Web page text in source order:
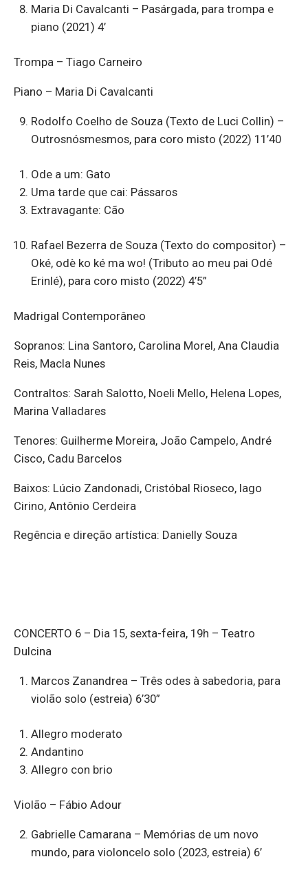
Maria Di Cavalcanti – Pasárgada, para trompa e
piano (2021) 4’
Trompa – Tiago Carneiro
Piano – Maria Di Cavalcanti
Rodolfo Coelho de Souza (Texto de Luci Collin) –
Outrosnósmesmos, para coro misto (2022) 11’40
Ode a um: Gato
Uma tarde que cai: Pássaros
Extravagante: Cão
Rafael Bezerra de Souza (Texto do compositor) –
Oké, odè ko ké ma wo! (Tributo ao meu pai Odé
Erinlé), para coro misto (2022) 4’5”
Madrigal Contemporâneo
Sopranos: Lina Santoro, Carolina Morel, Ana Claudia
Reis, Macla Nunes
Contraltos: Sarah Salotto, Noeli Mello, Helena Lopes,
Marina Valladares
Tenores: Guilherme Moreira, João Campelo, André
Cisco, Cadu Barcelos
Baixos: Lúcio Zandonadi, Cristóbal Rioseco, Iago
Cirino, Antônio Cerdeira
Regência e direção artística: Danielly Souza
CONCERTO 6 – Dia 15, sexta-feira, 19h – Teatro
Dulcina
Marcos Zanandrea – Três odes à sabedoria, para
violão solo (estreia) 6’30”
Allegro moderato
Andantino
Allegro con brio
Violão – Fábio Adour
Gabrielle Camarana – Memórias de um novo
mundo, para violoncelo solo (2023, estreia) 6’